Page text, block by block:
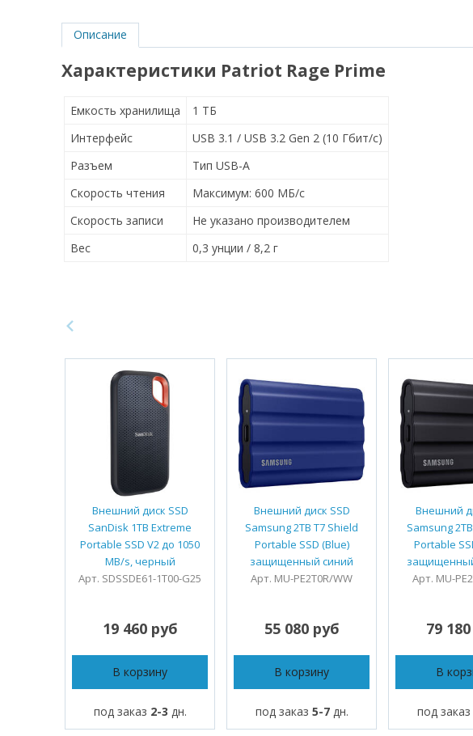
Описание
Характеристики Patriot Rage Prime
Емкость хранилища
1 ТБ
Интерфейс
USB 3.1 / USB 3.2 Gen 2 (10 Гбит/с)
Разъем
Тип USB-A
Скорость чтения
Максимум: 600 МБ/с
Скорость записи
Не указано производителем
Вес
0,3 унции / 8,2 г
Внешний диск SSD
SanDisk 1TB Extreme
Portable SSD V2 до 1050
MB/s, черный
Арт. SDSSDE61-1T00-G25
19 460 руб
В корзину
под заказ 2-3 дн.
Внешний диск SSD
Samsung 2TB T7 Shield
Portable SSD (Blue)
защищенный синий
Арт. MU-PE2T0R/WW
55 080 руб
В корзину
под заказ 5-7дн.
Внешний
Samsung
Portable
Арт. MU-
79
В
под заказ